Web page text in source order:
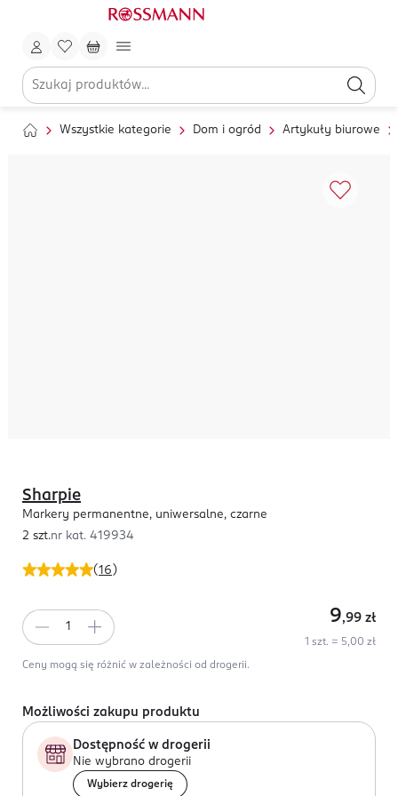
Wszystkie kategorie Dom i ogród Artykuły biurowe
(16 )
Sharpie
Markery permanentne, uniwersalne, czarne
2 szt.nr kat. 419934
9,99 zł
1 szt. = 5,00 zł
Ceny mogą się różnić w zależności od drogerii.
Możliwości zakupu produktu
Dostępność w drogerii
Nie wybrano drogerii
Wybierz drogerię